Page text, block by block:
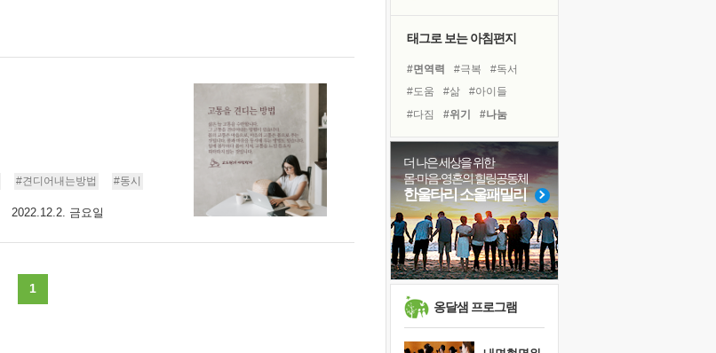
#견디어내는방법 #동시
2022.12.2. 금요일
1
졸업식 사진을 보며
극심한 변비, 어깨결림, 수면 장애
아픈 아버지를 위한 공간 설계
슬럼프
보고 싶은 어머니
유년 시절의 부산 영도 바다
못된 꼰대들
희망이란
'모른다'는 것
태그로 보는 아침편지
#면역력 #극복
#독서
#도움
#삶
#아이들
#다짐
#위기
#나눔
#유튜브
#계획
#친구
#독서캠프
#희망
#바이러스
#건강
#명상
#힐링
#사람
#비전캠프
#리더
더 나은 세상을 위한
몸·마음·영혼의 힐링공동체
한울타리 소울패밀리
옹달샘 프로그램